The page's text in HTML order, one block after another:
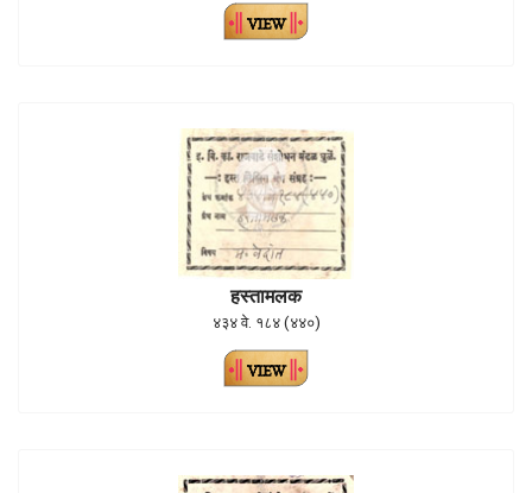
हस्तामलक
४३४ वे. १८४ (४४०)